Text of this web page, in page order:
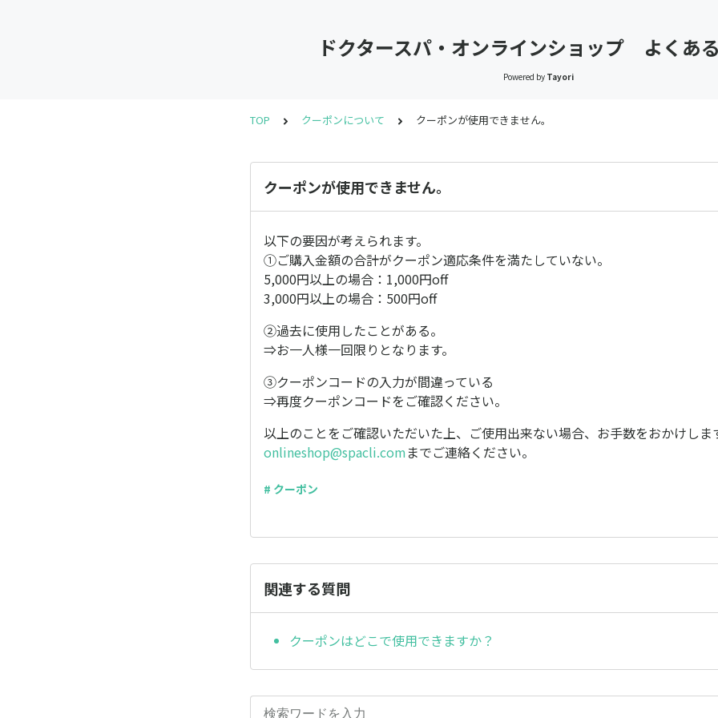
ドクタースパ・オンラインショップ よくあ
Powered by Tayori
TOP クーポンについて クーポンが使用できません。
クーポンが使用できません。
以下の要因が考えられます。
①ご購入金額の合計がクーポン適応条件を満たしていない。
5,000円以上の場合：1,000円off
3,000円以上の場合：500円off
②過去に使用したことがある。
⇒お一人様一回限りとなります。
③クーポンコードの入力が間違っている
⇒再度クーポンコードをご確認ください。
以上のことをご確認いただいた上、ご使用出来ない場合、お手数をおかけしま
onlineshop@spacli.comまでご連絡ください。
# クーポン
関連する質問
クーポンはどこで使用できますか？